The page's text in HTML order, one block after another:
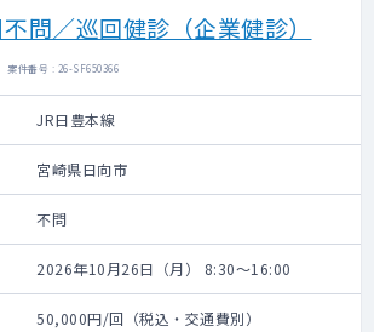
問／巡回健診（企業健診）
案件番号 : 26-SF650366
JR日豊本線
宮崎県日向市
不問
2026年10月26日（月） 8:30～16:00
50,000円/回（税込・交通費別）